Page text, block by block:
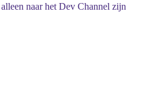
naar het Dev Channel zijn